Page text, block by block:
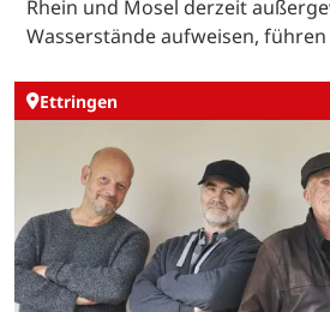
Rhein und Mosel derzeit
Wasserstände aufweisen,
Ettringen